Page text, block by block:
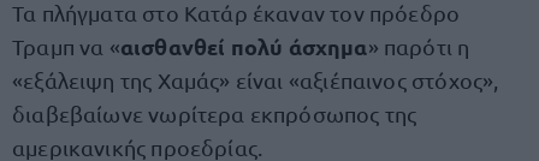
Τα πλήγματα στο Κατάρ έκαναν τον πρόεδρο
Τραμπ να «αισθανθεί πολύ άσχημα» παρότι η
«εξάλειψη της Χαμάς» είναι «αξιέπαινος στόχος»,
διαβεβαίωνε νωρίτερα εκπρόσωπος της
αμερικανικής προεδρίας.